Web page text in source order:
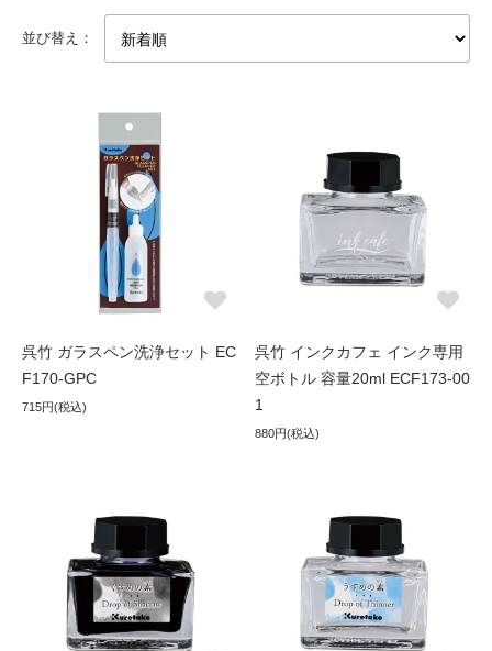
並び替え：
呉竹 ガラスペン洗浄セット EC
F170-GPC
715円(税込)
呉竹 インクカフェ インク専用
空ボトル 容量20ml ECF173-00
1
880円(税込)